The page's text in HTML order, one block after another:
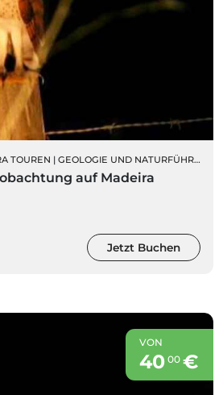
TOUREN | GEOLOGIE UND NATURFÜHRUNGEN
auf Madeira
Jetzt Buchen
VON
40 00€